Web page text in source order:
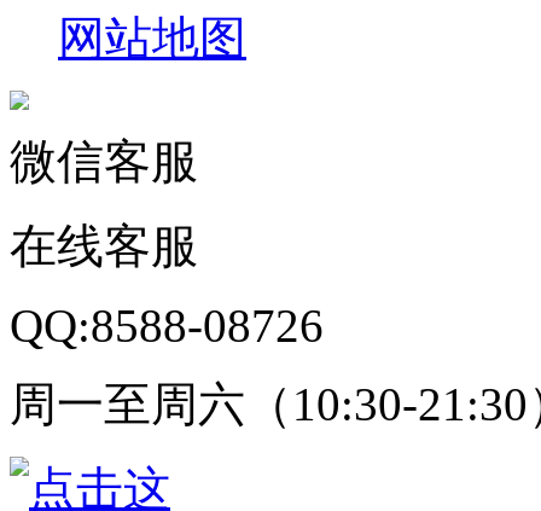
网站地图
微信客服
在线客服
QQ:8588-08726
周一至周六（10:30-21:30